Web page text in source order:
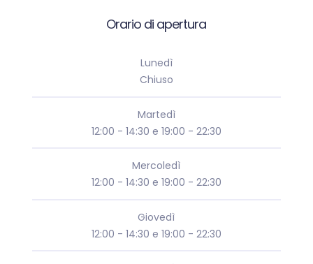
Orario di apertura
Lunedì
Chiuso
Martedì
12:00 - 14:30 e 19:00 - 22:30
Mercoledì
12:00 - 14:30 e 19:00 - 22:30
Giovedì
12:00 - 14:30 e 19:00 - 22:30